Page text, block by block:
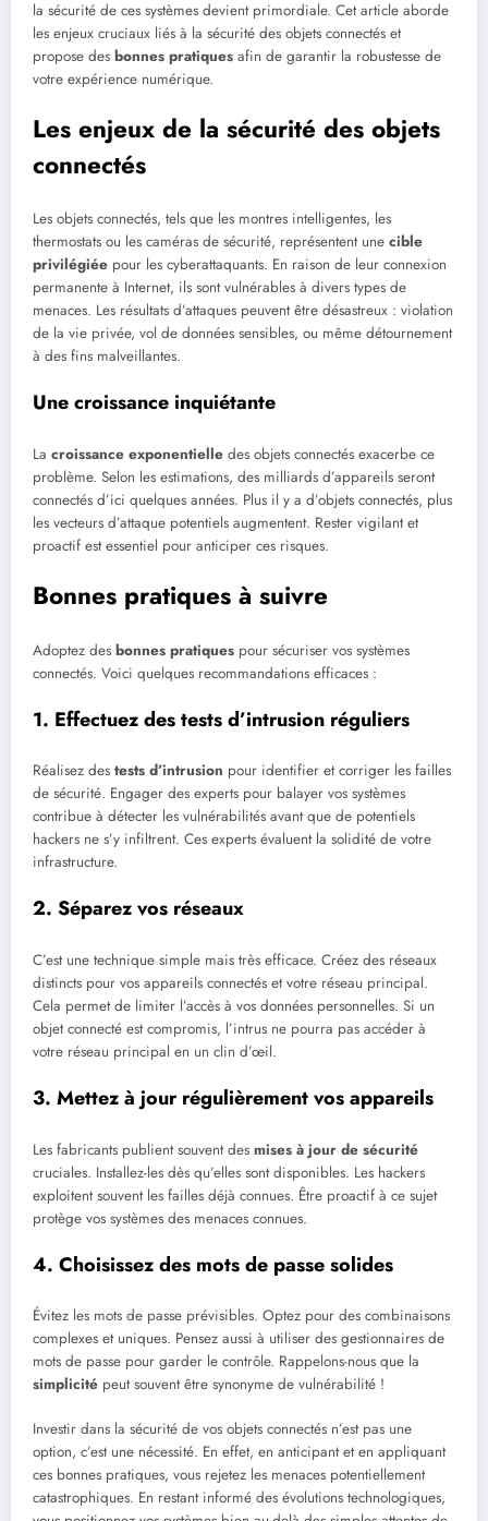
la sécurité de ces systèmes devient primordiale. Cet article aborde
les enjeux cruciaux liés à la sécurité des objets connectés et
propose des bonnes pratiques afin de garantir la robustesse de
votre expérience numérique.
Les enjeux de la sécurité des objets
connectés
Les objets connectés, tels que les montres intelligentes, les
thermostats ou les caméras de sécurité, représentent une cible
privilégiée pour les cyberattaquants. En raison de leur connexion
permanente à Internet, ils sont vulnérables à divers types de
menaces. Les résultats d’attaques peuvent être désastreux : violation
de la vie privée, vol de données sensibles, ou même détournement
à des fins malveillantes.
Une croissance inquiétante
La croissance exponentielle des objets connectés exacerbe ce
problème. Selon les estimations, des milliards d’appareils seront
connectés d’ici quelques années. Plus il y a d’objets connectés, plus
les vecteurs d’attaque potentiels augmentent. Rester vigilant et
proactif est essentiel pour anticiper ces risques.
Bonnes pratiques à suivre
Adoptez des bonnes pratiques pour sécuriser vos systèmes
connectés. Voici quelques recommandations efficaces :
1. Effectuez des tests d’intrusion réguliers
Réalisez des tests d’intrusion pour identifier et corriger les failles
de sécurité. Engager des experts pour balayer vos systèmes
contribue à détecter les vulnérabilités avant que de potentiels
hackers ne s’y infiltrent. Ces experts évaluent la solidité de votre
infrastructure.
2. Séparez vos réseaux
C’est une technique simple mais très efficace. Créez des réseaux
distincts pour vos appareils connectés et votre réseau principal.
Cela permet de limiter l’accès à vos données personnelles. Si un
objet connecté est compromis, l’intrus ne pourra pas accéder à
votre réseau principal en un clin d’œil.
3. Mettez à jour régulièrement vos appareils
Les fabricants publient souvent des mises à jour de sécurité
cruciales. Installez-les dès qu’elles sont disponibles. Les hackers
exploitent souvent les failles déjà connues. Être proactif à ce sujet
protège vos systèmes des menaces connues.
4. Choisissez des mots de passe solides
Évitez les mots de passe prévisibles. Optez pour des combinaisons
complexes et uniques. Pensez aussi à utiliser des gestionnaires de
mots de passe pour garder le contrôle. Rappelons-nous que la
simplicité peut souvent être synonyme de vulnérabilité !
Investir dans la sécurité de vos objets connectés n’est pas une
option, c’est une nécessité. En effet, en anticipant et en appliquant
ces bonnes pratiques, vous rejetez les menaces potentiellement
catastrophiques. En restant informé des évolutions technologiques,